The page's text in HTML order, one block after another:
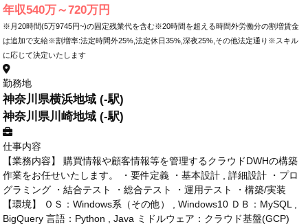
年収540万～720万円
※月20時間(5万9745円~)の固定残業代を含む※20時間を超える時間外労働分の割増賃金
は追加で支給※割増率:法定時間外25%,法定休日35%,深夜25%,その他法定通り※スキル
に応じて決定いたします
勤務地
神奈川県横浜地域 (-駅)
神奈川県川崎地域 (-駅)
仕事内容
【業務内容】 購買情報や顧客情報等を管理するクラウドDWHの構築
作業をお任せいたします。 ・要件定義 ・基本設計 , 詳細設計 ・プロ
グラミング ・結合テスト ・総合テスト ・運用テスト ・構築/実装
【環境】 ＯＳ：Windows系（その他） , Windows10 ＤＢ：MySQL ,
BigQuery 言語：Python , Java ミドルウェア：クラウド基盤(GCP)